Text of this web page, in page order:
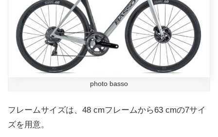
photo basso
フレームサイズは、48 cmフレームから63 cmの7サイ
ズを用意。